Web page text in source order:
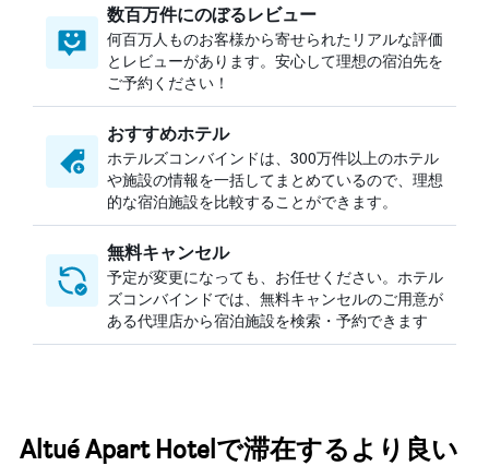
数百万件にのぼるレビュー
何百万人ものお客様から寄せられたリアルな評価
とレビューがあります。安心して理想の宿泊先を
ご予約ください！
おすすめホテル
ホテルズコンバインドは、300万件以上のホテル
や施設の情報を一括してまとめているので、理想
的な宿泊施設を比較することができます。
無料キャンセル
予定が変更になっても、お任せください。ホテル
ズコンバインドでは、無料キャンセルのご用意が
ある代理店から宿泊施設を検索・予約できます
Altué Apart Hotelで滞在するより良い